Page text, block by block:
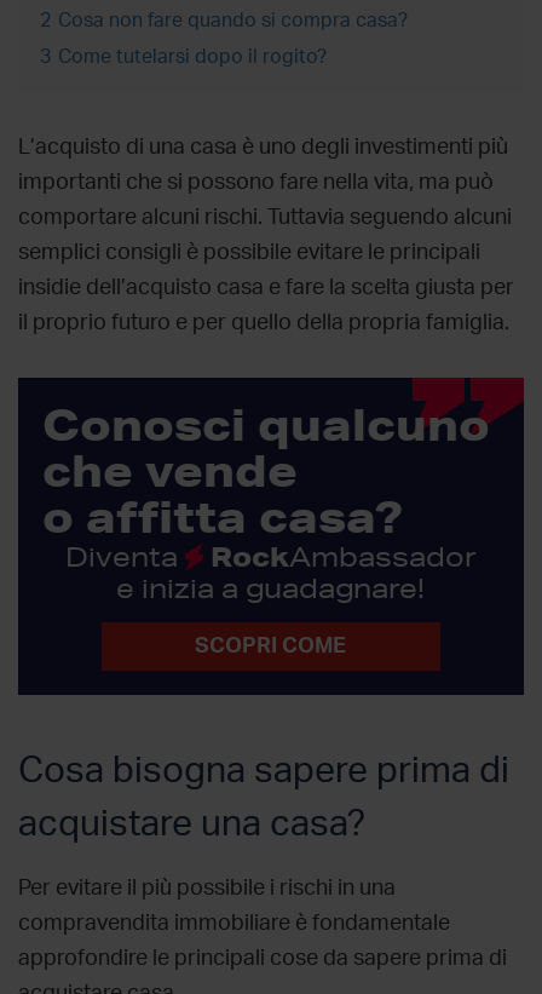
2 Cosa non fare quando si compra casa?
3 Come tutelarsi dopo il rogito?
L’acquisto di una casa è uno degli investimenti più
importanti che si possono fare nella vita, ma può
comportare alcuni rischi. Tuttavia seguendo alcuni
semplici consigli è possibile evitare le principali
insidie dell’acquisto casa e fare la scelta giusta per
il proprio futuro e per quello della propria famiglia.
Conosci qualcuno
che vende
o affitta casa?
Diventa RockAmbassador
e inizia a guadagnare!
SCOPRI COME
Cosa bisogna sapere prima di
acquistare una casa?
Per evitare il più possibile i rischi in una
compravendita immobiliare è fondamentale
approfondire le principali cose da sapere prima di